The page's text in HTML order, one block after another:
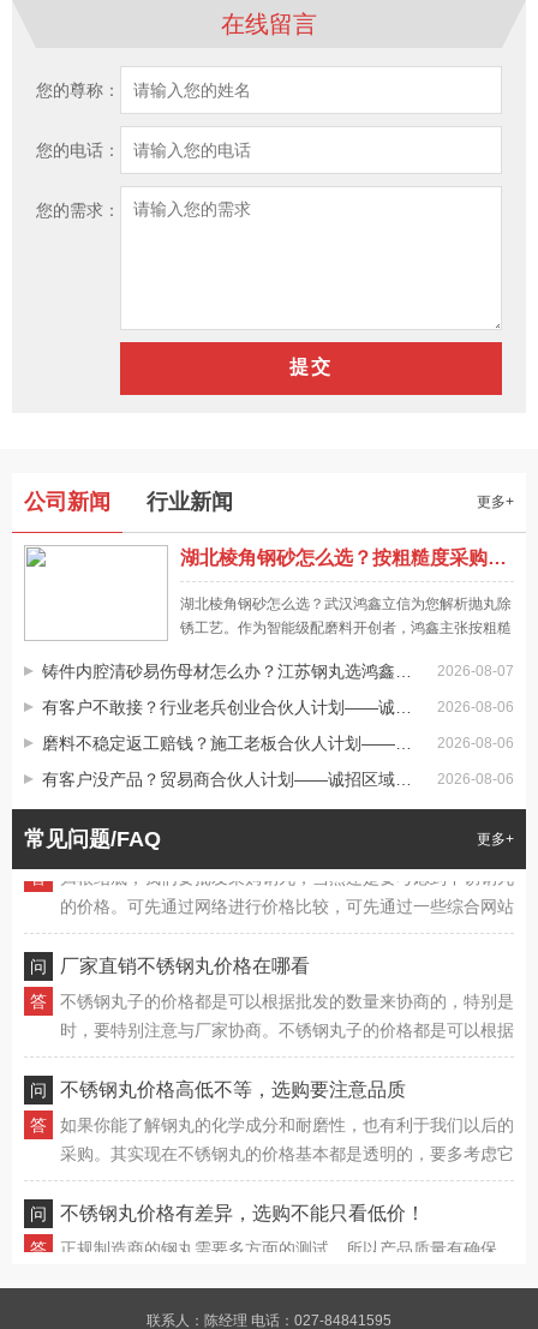
在线留言
您的尊称：
您的电话：
您的需求：
公司新闻 更多+
行业新闻
湖北棱角钢砂怎么选？按粗糙度采购抛丸磨料才靠谱，一文讲清
湖北棱角钢砂怎么选？武汉鸿鑫立信为您解析抛丸除
锈工艺。作为智能级配磨料开创者，鸿鑫主张按粗糙
降本增效，全国28个仓储基地72小时送达。2026-08-07
铸件内腔清砂易伤母材怎么办？江苏钢丸选鸿鑫智能级配精准控粗糙度
2026-08-06
有客户不敢接？行业老兵创业合伙人计划——诚招创业合伙人
2026-08-06
磨料不稳定返工赔钱？施工老板合伙人计划——诚招工程合伙人
2026-08-06
有客户没产品？贸易商合伙人计划——诚招区域代理
常见问题/FAQ 更多+
怎样挑选优质的不锈钢丸厂家合作
尽管许多厂家都能生产加工钢丸，但其质量究竟如何，生产能
力是否有确保，还是要看不锈钢丸厂家的资质状况。可先通过
应商我是不容忽视的。
即使我们购买同类型的钢丸，由于我们选择合作的不锈钢丸批
发商不同，其供应能力不同，所提供的钢丸质量也有一定的差
异，同样会影响产品的报价。批发价还是受产品质量方面的影
响，如果批发价质量较好，又是正规厂家生产的产品，那么其
成本价格基本都是比较透明的，所以不可能出现超低价出售的
通过互联网批发不锈钢丸有更多的选择，许多制造商也通过互
联网批发，所以直接通过鸿鑫钢丸官方网站购买也非常简单。
在不锈钢丸批发完成后，我们不必担心其它方面的问题，当然
还是要特别注意到到货清点，货物数量要有确保，同样的质量
不锈钢丸批发需要注意产品密度
同样都是批发不锈钢丸，所以一定要考虑性价比。密度影响耐
的耐磨性如何，它的密度较高，自然也有利于长期使用。鸿鑫
保，性价比更高，同样能确保钢丸的重复使用不受影响，这样
也能延长其使用寿命。
网络批发采购不锈钢丸价格要多少钱
的价格。可先通过网络进行价格比较，可先通过一些综合网站
进行不锈钢丸价格确认，同规格、同质量的钢丸市场价格差异
格。
不锈钢丸子的价格都是可以根据批发的数量来协商的，特别是
时，要特别注意与厂家协商。不锈钢丸子的价格都是可以根据
批发的数量来协商的，特别是时，要特别注意与厂家协商。不
时，要特别注意与厂家协商。
如果你能了解钢丸的化学成分和耐磨性，也有利于我们以后的
采购。其实现在不锈钢丸的价格基本都是透明的，要多考虑它
的具体质量，再比较价格。其实现在不锈钢丸的价格基本都是
正规制造商的钢丸需要多方面的测试，所以产品质量有确保，
我们的后续使用可以更有确保。并且只要是确定好钢砂的质
量，然后再去衡量价格，这样选购到性价比高，质量有确保的
钢丸子就更方便了，也有利于后续的应用。特定的折扣情况我
哪个不锈钢丸厂家可以提供网络批发服务
联系人：陈经理 电话：027-84841595